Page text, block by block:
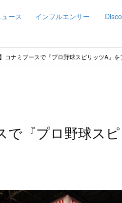
ース インフルエンサー
コナミブースで『プロ野球スピリッツA』を
で『プロ野球ス